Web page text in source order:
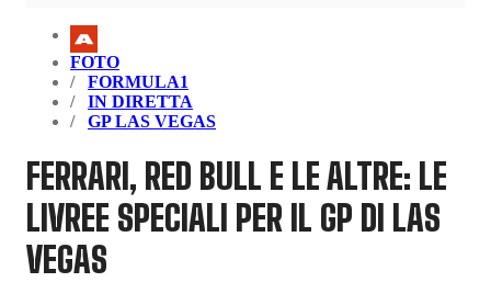
FOTO
FORMULA1
IN DIRETTA
GP LAS VEGAS
FERRARI, RED BULL E LE ALTRE: LE
LIVREE SPECIALI PER IL GP DI LAS
VEGAS